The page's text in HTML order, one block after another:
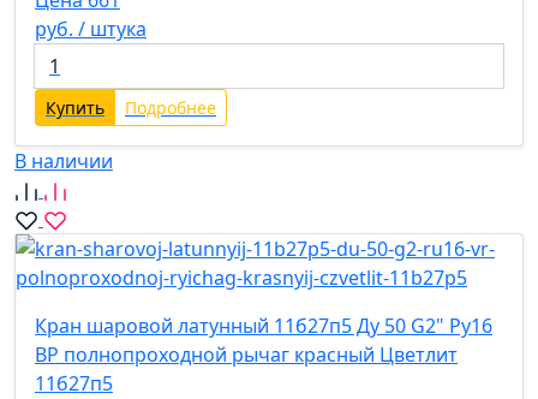
руб. / штука
Купить Подробнее
В наличии
Кран шаровой латунный 11б27п5 Ду 50 G2" Ру16
ВР полнопроходной рычаг красный Цветлит
11б27п5